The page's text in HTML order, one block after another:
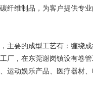
纤维制品，为客户提供专
主要的成型工艺有：缠绕
，在东莞谢岗镇设有卷管
运动娱乐产品、医疗器材